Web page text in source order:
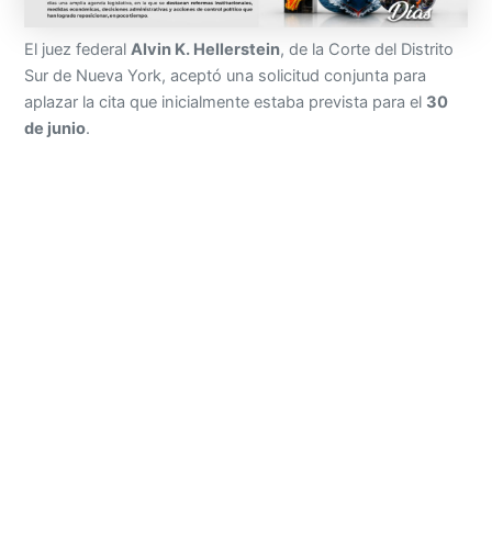
El juez federalAlvin K. Hellerstein, de la Corte del Distrito
Sur de Nueva York, aceptó una solicitud conjunta para
aplazar la cita que inicialmente estaba prevista para el 30
de junio.